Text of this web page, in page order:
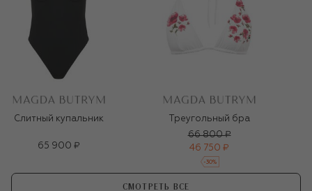
Слитный купальник
65 900 ₽
Треугольный бра
66 800 ₽
46 750 ₽
-30%
СМОТРЕТЬ ВСЕ